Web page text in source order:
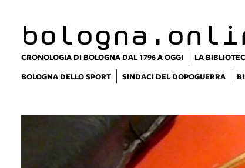
CRONOLOGIA DI BOLOGNA DAL 1796 A OGGI LA
BOLOGNA DELLO SPORT
SINDACI DEL DOPOGUERRA